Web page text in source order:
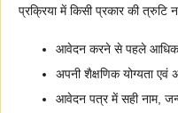
प्रक्रिया में किसी प्रकार की त्रुटि
आवेदन करने से पहले
अपनी शैक्षणिक योग्यता
आवेदन पत्र में सही नाम,